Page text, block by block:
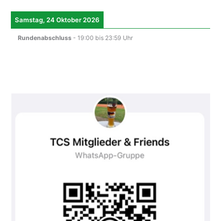
Samstag, 24 Oktober 2026
Rundenabschluss - 19:00 bis 23:59 Uhr